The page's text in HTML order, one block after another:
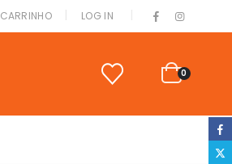
CARRINHO LOG IN
0